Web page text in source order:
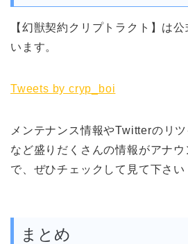
【幻獣契約クリプトラクト】は
います。
Tweets by cryp_boi
メンテナンス情報やTwitterのリ
など盛りだくさんの情報がアナ
で、ぜひチェックして見て下さい
まとめ